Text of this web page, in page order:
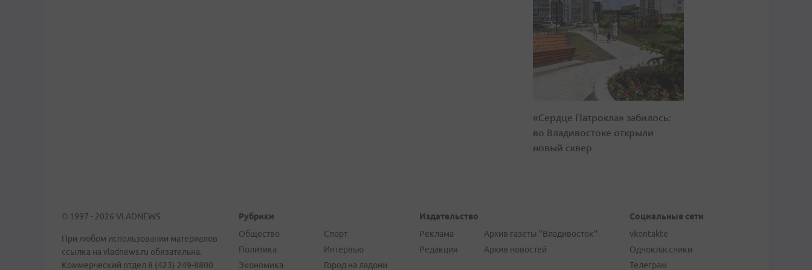
«Сердце Патрокла» забилось:
во Владивостоке открыли
новый сквер
© 1997 - 2026 VLADNEWS
При любом использовании материалов
ссылка на vladnews.ru обязательна.
Коммерческий отдел 8 (423) 249-8800
Рубрики
Общество
Политика
Экономика
Спорт
Интервью
Город на ладони
Издательство
Реклама
Редакция
Архив газеты "Владивосток"
Архив новостей
Социальные сети
vkontakte
Одноклассники
Телеграм